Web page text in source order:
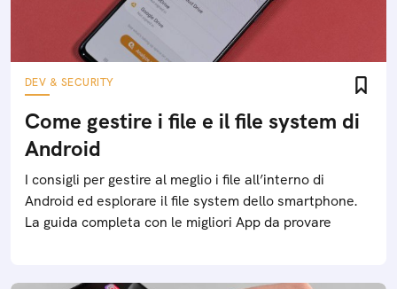
DEV & SECURITY
Come gestire i file e il file system di
Android
I consigli per gestire al meglio i file all’interno di
Android ed esplorare il file system dello smartphone.
La guida completa con le migliori App da provare